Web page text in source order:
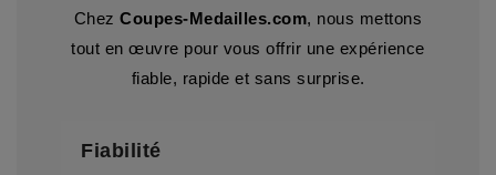
ChezCoupes-Medailles.com, nous mettons
tout en œuvre pour vous offrir une expérience
fiable, rapide et sans surprise.
Fiabilité